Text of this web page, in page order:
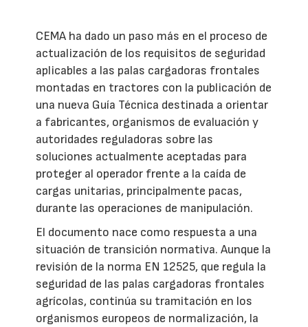
CEMA ha dado un paso más en el proceso de
actualización de los requisitos de seguridad
aplicables a las palas cargadoras frontales
montadas en tractores con la publicación de
una nueva Guía Técnica destinada a orientar
a fabricantes, organismos de evaluación y
autoridades reguladoras sobre las
soluciones actualmente aceptadas para
proteger al operador frente a la caída de
cargas unitarias, principalmente pacas,
durante las operaciones de manipulación.
El documento nace como respuesta a una
situación de transición normativa. Aunque la
revisión de la norma EN 12525, que regula la
seguridad de las palas cargadoras frontales
agrícolas, continúa su tramitación en los
organismos europeos de normalización, la